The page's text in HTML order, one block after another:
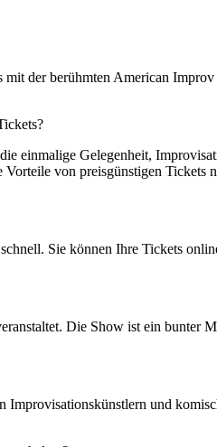
der berühmten American
Gelegenheit,
von preisgünstigen
Sie können Ihre Tickets
Die Show ist ein bunter
und